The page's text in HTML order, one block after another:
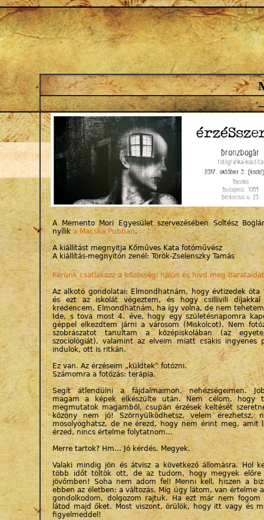
Jump to navigation
–
Bronzbogár
A Memento Mori Egyesület szervezésében Soltész
nyílik a Macska Pubban.
A kiállítást megnyitja Kőműves Kata fotóművész
A kiállítás-megnyitón zenél: Török-Zselenszky Tamás
Kérünk csatlakozz a közösségi hálón és hívd meg
Az alkotó gondolatai: Elmondhatnám, hogy évtizedek óta
és ezt az iskolát végeztem, és hogy csillivili
kredencem. Elmondhatnám, ha így volna, de nem
Ide, s tova most 4. éve, hogy egy születésnapomra
géppel elkezdtem járni a városom (Miskolcot). Nem
szobrászatot tanultam a középiskolában (az
szociológiát), valamint az elveim miatt csakis ingyenes
indulok, ott is ritkán.
Ez van. Az érzéseim „küldtek” fotózni.
Számomra a fotózás: terápia.
Segít átlendülni a fájdalmaimon, nehézségeimen.
magam a képek elkészülte után. Nem célom, hogy
megmutatok magamból, csupán érzések keltését
közöny nem jó! Szörnyülködhetsz, velem érezhetsz,
mosolyoghatsz, de ne érezd, hogy nem érint meg, amit
érzed, nincs értelme folytatnom…
Merre tartok? Hm… Jó kérdés. Megyek.
Valaki mindig jön és átvisz a következő állomásra. Hol
több időt töltök ott, de az tudom, hogy megyek előre
jövőmben! Soha nem adom fel! Menni kell, hiszen a
ebben az életben: a változás. Míg úgy látom, van értelme
gondolkodom, dolgozom rajtuk. Ha ezt már nem fogom
látod majd őket. Most viszont, örülök, hogy itt vagy és
figyelmeddel!